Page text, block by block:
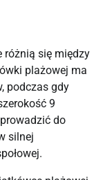
różnią się między
plażowej ma
podczas gdy
9
do
silnej